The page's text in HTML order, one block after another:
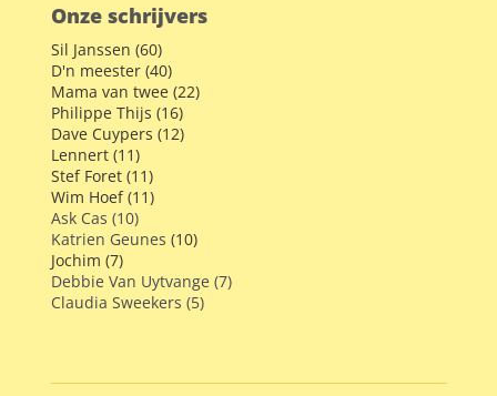
Onze schrijvers
Sil Janssen (60)
D'n meester (40)
Mama van twee (22)
Philippe Thijs (16)
Dave Cuypers (12)
Lennert (11)
Stef Foret (11)
Wim Hoef (11)
Ask Cas (10)
Katrien Geunes (10)
Jochim (7)
Debbie Van Uytvange (7)
Claudia Sweekers (5)